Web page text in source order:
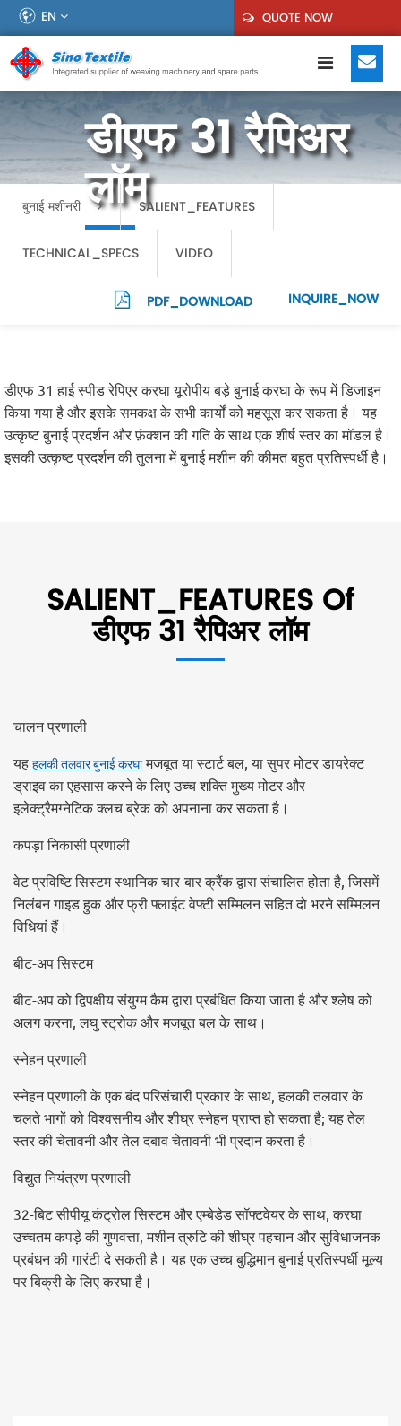
EN QUOTE NOW
डीएफ 31 रैपिअर
लॉम
बुनाई मशीनरी SALIENT_FEATURES
TECHNICAL_SPECS VIDEO
PDF_DOWNLOAD INQUIRE_NOW
डीएफ 31 हाई स्पीड रेपिएर करघा यूरोपीय बड़े बुनाई करघा के रूप में डिजाइन
किया गया है और इसके समकक्ष के सभी कार्यों को महसूस कर सकता है। यह
उत्कृष्ट बुनाई प्रदर्शन और फ़ंक्शन की गति के साथ एक शीर्ष स्तर का मॉडल है।
इसकी उत्कृष्ट प्रदर्शन की तुलना में बुनाई मशीन की कीमत बहुत प्रतिस्पर्धी है।
SALIENT_FEATURES Of
डीएफ 31 रैपिअर लॉम
चालन प्रणाली
यह हलकी तलवार बुनाई करघामजबूत या स्टार्ट बल, या सुपर मोटर डायरेक्ट
ड्राइव का एहसास करने के लिए उच्च शक्ति मुख्य मोटर और
इलेक्ट्रैमग्नेटिक क्लच ब्रेक को अपनाना कर सकता है।
कपड़ा निकासी प्रणाली
वेट प्रविष्टि सिस्टम स्थानिक चार-बार क्रैंक द्वारा संचालित होता है, जिसमें
निलंबन गाइड हुक और फ्री फ्लाईट वेफ्टी सम्मिलन सहित दो भरने सम्मिलन
विधियां हैं।
बीट-अप सिस्टम
बीट-अप को द्विपक्षीय संयुग्म कैम द्वारा प्रबंधित किया जाता है और श्लेष को
अलग करना, लघु स्ट्रोक और मजबूत बल के साथ।
स्नेहन प्रणाली
स्नेहन प्रणाली के एक बंद परिसंचारी प्रकार के साथ, हलकी तलवार के
चलते भागों को विश्वसनीय और शीघ्र स्नेहन प्राप्त हो सकता है; यह तेल
स्तर की चेतावनी और तेल दबाव चेतावनी भी प्रदान करता है।
विद्युत नियंत्रण प्रणाली
32-बिट सीपीयू कंट्रोल सिस्टम और एम्बेडेड सॉफ्टवेयर के साथ, करघा
उच्चतम कपड़े की गुणवत्ता, मशीन त्रुटि की शीघ्र पहचान और सुविधाजनक
प्रबंधन की गारंटी दे सकती है। यह एक उच्च बुद्धिमान बुनाई प्रतिस्पर्धी मूल्य
पर बिक्री के लिए करघा है।